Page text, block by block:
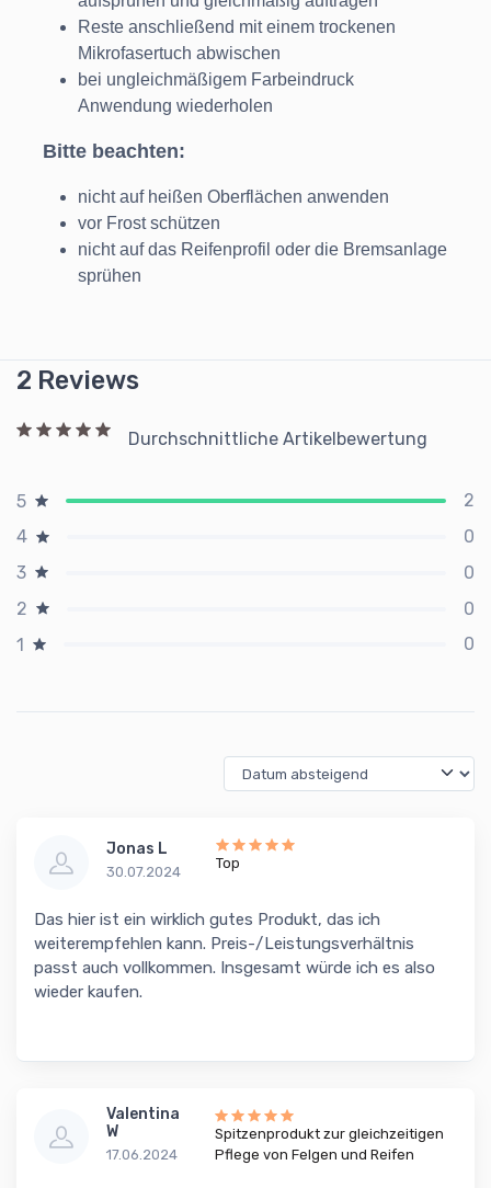
Reste anschließend mit einem trockenen
Mikrofasertuch abwischen
bei ungleichmäßigem Farbeindruck
Anwendung wiederholen
Bitte beachten:
nicht auf heißen Oberflächen anwenden
vor Frost schützen
nicht auf das Reifenprofil oder die Bremsanlage
sprühen
2 Reviews
Durchschnittliche Artikelbewertung
5
2
4
0
3
0
2
0
1
0
Jonas L
30.07.2024
Top
Das hier ist ein wirklich gutes Produkt, das ich
weiterempfehlen kann. Preis-/Leistungsverhältnis
passt auch vollkommen. Insgesamt würde ich es also
wieder kaufen.
Valentina
W
17.06.2024
Spitzenprodukt zur gleichzeitigen
Pflege von Felgen und Reifen